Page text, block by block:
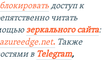
доступ к
читать
зеркального сайта:
. Также
в Telegram,